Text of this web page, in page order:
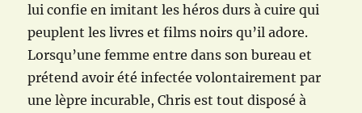
lui confie en imitant les héros durs à cuire qui
peuplent les livres et films noirs qu’il adore.
Lorsqu’une femme entre dans son bureau et
prétend avoir été infectée volontairement par
une lèpre incurable, Chris est tout disposé à